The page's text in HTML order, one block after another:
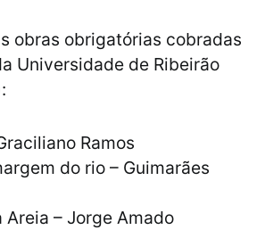
obras obrigatórias cobradas
Universidade de Ribeirão
Ramos
do rio – Guimarães
Areia – Jorge Amado